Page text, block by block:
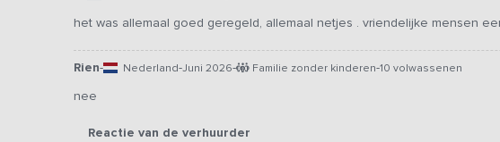
het was allemaal goed geregeld, allemaal netjes . vriendelijke mensen
Rien- Nederland-Juni 2026- Familie zonder kinderen-10 volwassenen
nee
Reactie van de verhuurder